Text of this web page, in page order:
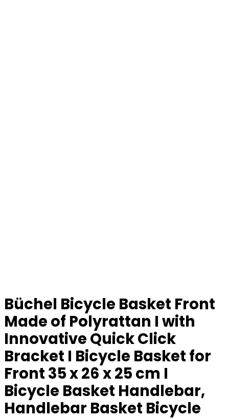
Büchel Bicycle Basket Front
Made of Polyrattan I with
Innovative Quick Click
Bracket I Bicycle Basket for
Front 35 x 26 x 25 cm I
Bicycle Basket Handlebar,
Handlebar Basket Bicycle